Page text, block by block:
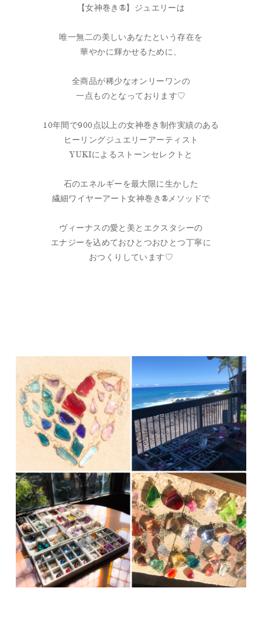
【女神巻き®】ジュエリーは
唯一無二の美しいあなたという存在を
華やかに輝かせるために、
全商品が稀少なオンリーワンの
一点ものとなっております♡
10年間で900点以上の女神巻き制作実績のある
ヒーリングジュエリーアーティスト
YUKIによるストーンセレクトと
石のエネルギーを最大限に生かした
繊細ワイヤーアート女神巻き®メソッドで
ヴィーナスの愛と美とエクスタシーの
エナジーを込めておひとつおひとつ丁寧に
おつくりしています♡